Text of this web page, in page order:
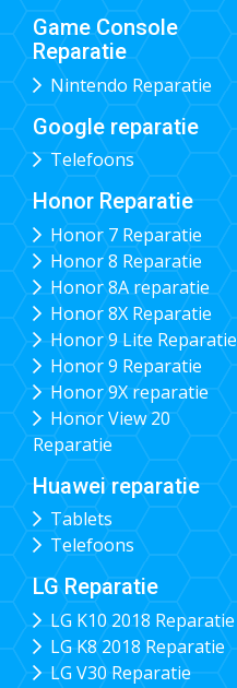
Game Console
Reparatie
Nintendo Reparatie
Google reparatie
Telefoons
Honor Reparatie
Honor 7 Reparatie
Honor 8 Reparatie
Honor 8A reparatie
Honor 8X Reparatie
Honor 9 Lite Reparatie
Honor 9 Reparatie
Honor 9X reparatie
Honor View 20
Reparatie
Huawei reparatie
Tablets
Telefoons
LG Reparatie
LG K10 2018 Reparatie
LG K8 2018 Reparatie
LG V30 Reparatie